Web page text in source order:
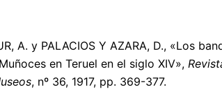
A. y PALACIOS Y AZARA, D., «Los
en Teruel en el siglo XIV»,
, nº 36, 1917, pp. 369-377.